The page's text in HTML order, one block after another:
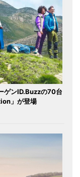
ゲンID.Buzzの70台
」が登場